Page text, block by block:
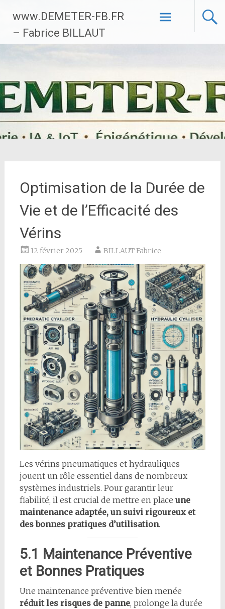
contenu
principal
www.DEMETER-FB.FR
– Fabrice BILLAUT
Optimisation de la Durée de
Vie et de l’Efficacité des
Vérins
12 février 2025 BILLAUT Fabrice
Les vérins pneumatiques et hydrauliques
jouent un rôle essentiel dans de nombreux
systèmes industriels. Pour garantir leur
fiabilité, il est crucial de mettre en place une
maintenance adaptée, un suivi rigoureux et
des bonnes pratiques d’utilisation.
5.1 Maintenance Préventive
et Bonnes Pratiques
Une maintenance préventive bien menée
réduit les risques de panne, prolonge la durée